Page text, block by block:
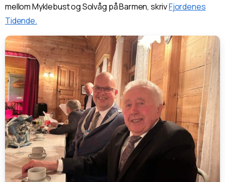
mellom Myklebust og Solvåg på Barmen, skrivFjordenes
Tidende.